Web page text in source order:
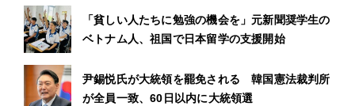
「貧しい人たちに勉強の機会を」元新聞奨学生の
ベトナム人、祖国で日本留学の支援開始
尹錫悦氏が大統領を罷免される 韓国憲法裁判所
が全員一致、60日以内に大統領選